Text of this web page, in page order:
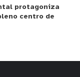
protagoniza
centro de